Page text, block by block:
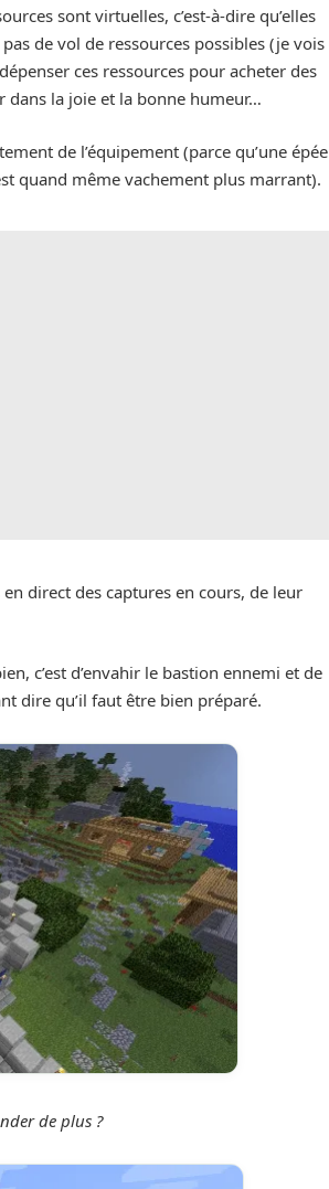
sont virtuelles, c’est-à-dire qu’elles
de vol de ressources possibles (je vois
ces ressources pour acheter des
dans la joie et la bonne humeur…
de l’équipement (parce qu’une épée
quand même vachement plus marrant).
direct des captures en cours, de leur
c’est d’envahir le bastion ennemi et de
dire qu’il faut être bien préparé.
de plus ?